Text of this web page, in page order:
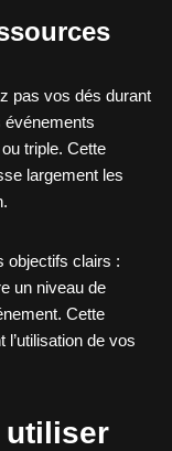
pas vos dés durant
événements
triple. Cette
largement les
objectifs clairs :
un niveau de
Cette
de vos
utiliser